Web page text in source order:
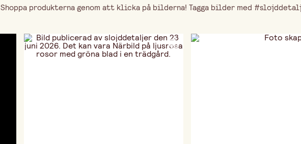
Shoppa produkterna genom att klicka på bilderna! Tagga bilder med